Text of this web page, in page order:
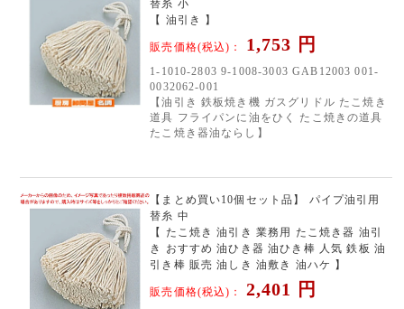
替糸 小
【 油引き 】
販売価格(税込)： 1,753 円
1-1010-2803 9-1008-3003 GAB12003 001-
0032062-001
【油引き 鉄板焼き機 ガスグリドル たこ焼き
道具 フライパンに油をひく たこ焼きの道具
たこ焼き器油ならし】
【まとめ買い10個セット品】 パイプ油引用
替糸 中
【 たこ焼き 油引き 業務用 たこ焼き器 油引
き おすすめ 油ひき器 油ひき棒 人気 鉄板 油
引き棒 販売 油しき 油敷き 油ハケ 】
販売価格(税込)： 2,401 円